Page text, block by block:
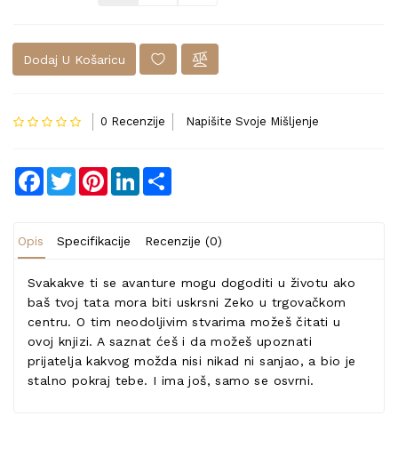
Dodaj U Košaricu
0 Recenzije Napišite Svoje Mišljenje
Facebook
TwitterPinterestLinkedIn
Opis Specifikacije Recenzije (0)
Svakakve ti se avanture mogu dogoditi u životu ako
baš tvoj tata mora biti uskrsni Zeko u trgovačkom
centru. O tim neodoljivim stvarima možeš čitati u
ovoj knjizi. A saznat ćeš i da možeš upoznati
prijatelja kakvog možda nisi nikad ni sanjao, a bio je
stalno pokraj tebe. I ima još, samo se osvrni.